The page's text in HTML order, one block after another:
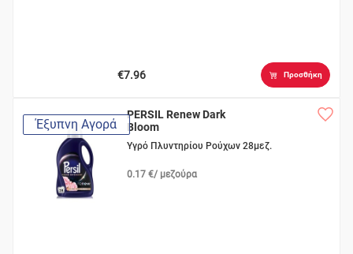
€7.96 Προσθήκη
Έξυπνη Αγορά
PERSIL Renew Dark
Bloom
Υγρό Πλυντηρίου Ρούχων 28μεζ.
0.17 €/ μεζούρα